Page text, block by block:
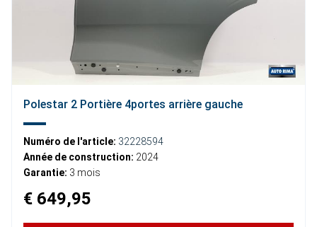
Polestar 2 Portière 4portes arrière gauche
Numéro de l'article: 32228594
Année de construction: 2024
Garantie: 3 mois
€ 649,95